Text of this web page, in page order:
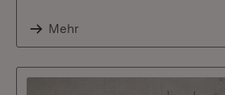
Mehr